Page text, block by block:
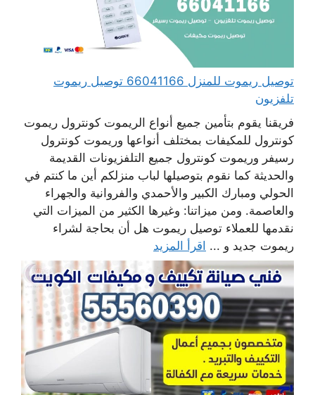
توصيل ريموت للمنزل 66041166 توصيل ريموت
تلفزيون
فريقنا يقوم بتأمين جميع أنواع الريموت كونترول ريموت
كونترول للمكيفات بمختلف أنواعها وريموت كونترول
رسيفر وريموت كونترول جميع التلفزيونات القديمة
والحديثة كما نقوم بتوصيلها لباب منزلكم أين ما كنتم في
الحولي ومبارك الكبير والأحمدي والفروانية والجهراء
والعاصمة. ومن ميزاتنا: وغيرها الكثير من الميزات التي
نقدمها للعملاء توصيل ريموت هل أن بحاجة لشراء
ريموت جديد و ... اقرأ المزيد